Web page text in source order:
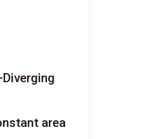
area